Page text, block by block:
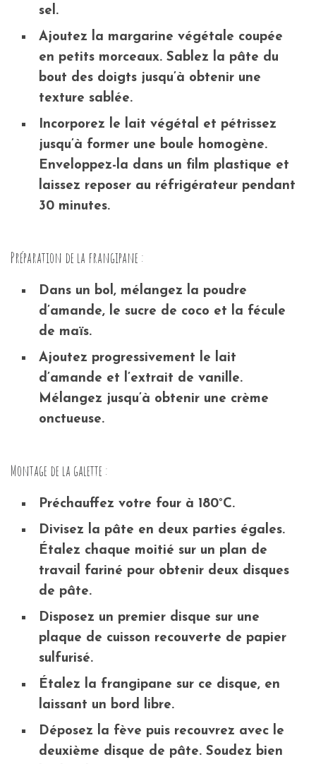
sel.
Ajoutez la margarine végétale coupée
en petits morceaux. Sablez la pâte du
bout des doigts jusqu’à obtenir une
texture sablée.
Incorporez le lait végétal et pétrissez
jusqu’à former une boule homogène.
Enveloppez-la dans un film plastique et
laissez reposer au réfrigérateur pendant
30 minutes.
Préparation de la frangipane :
Dans un bol, mélangez la poudre
d’amande, le sucre de coco et la fécule
de maïs.
Ajoutez progressivement le lait
d’amande et l’extrait de vanille.
Mélangez jusqu’à obtenir une crème
onctueuse.
Montage de la galette :
Préchauffez votre four à 180°C.
Divisez la pâte en deux parties égales.
Étalez chaque moitié sur un plan de
travail fariné pour obtenir deux disques
de pâte.
Disposez un premier disque sur une
plaque de cuisson recouverte de papier
sulfurisé.
Étalez la frangipane sur ce disque, en
laissant un bord libre.
Déposez la fève puis recouvrez avec le
deuxième disque de pâte. Soudez bien